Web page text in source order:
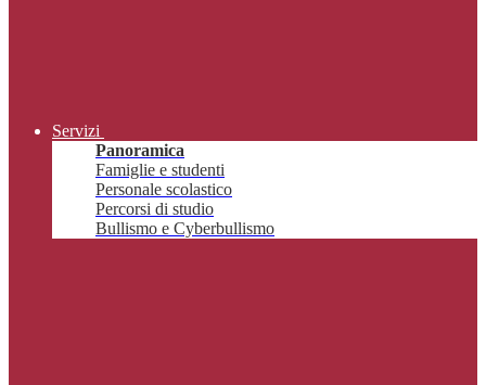
Servizi
Panoramica
Famiglie e studenti
Personale scolastico
Percorsi di studio
Bullismo e Cyberbullismo